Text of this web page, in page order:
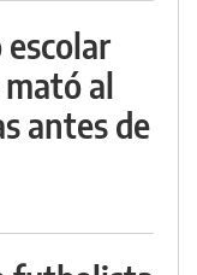
al
antes de